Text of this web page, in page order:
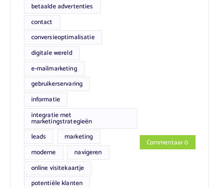
betaalde advertenties
contact
conversieoptimalisatie
digitale wereld
e-mailmarketing
gebruikerservaring
informatie
integratie met
marketingstrategieën
leads
marketing
moderne
navigeren
online visitekaartje
potentiële klanten
Commentaar 0